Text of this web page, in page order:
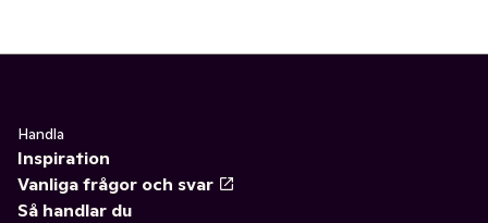
Handla
Inspiration
Vanliga frågor och svar
Så handlar du